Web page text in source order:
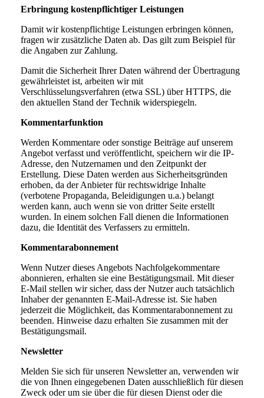
Erbringung kostenpflichtiger Leistungen
Damit wir kostenpflichtige Leistungen erbringen können,
fragen wir zusätzliche Daten ab. Das gilt zum Beispiel für
die Angaben zur Zahlung.
Damit die Sicherheit Ihrer Daten während der Übertragung
gewährleistet ist, arbeiten wir mit
Verschlüsselungsverfahren (etwa SSL) über HTTPS, die
den aktuellen Stand der Technik widerspiegeln.
Kommentarfunktion
Werden Kommentare oder sonstige Beiträge auf unserem
Angebot verfasst und veröffentlicht, speichern wir die IP-
Adresse, den Nutzernamen und den Zeitpunkt der
Erstellung. Diese Daten werden aus Sicherheitsgründen
erhoben, da der Anbieter für rechtswidrige Inhalte
(verbotene Propaganda, Beleidigungen u.a.) belangt
werden kann, auch wenn sie von dritter Seite erstellt
wurden. In einem solchen Fall dienen die Informationen
dazu, die Identität des Verfassers zu ermitteln.
Kommentarabonnement
Wenn Nutzer dieses Angebots Nachfolgekommentare
abonnieren, erhalten sie eine Bestätigungsmail. Mit dieser
E-Mail stellen wir sicher, dass der Nutzer auch tatsächlich
Inhaber der genannten E-Mail-Adresse ist. Sie haben
jederzeit die Möglichkeit, das Kommentarabonnement zu
beenden. Hinweise dazu erhalten Sie zusammen mit der
Bestätigungsmail.
Newsletter
Melden Sie sich für unseren Newsletter an, verwenden wir
die von Ihnen eingegebenen Daten ausschließlich für diesen
Zweck oder um sie über die für diesen Dienst oder die